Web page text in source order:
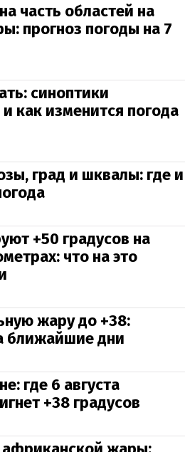
часть областей на
прогноз погоды на 7
синоптики
как изменится погода
град и шквалы: где и
+50 градусов на
что на это
жару до +38:
ближайшие дни
где 6 августа
+38 градусов